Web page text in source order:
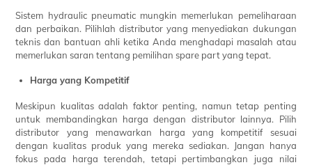
Sistem hydraulic pneumatic mungkin memerlukan pemeliharaan
dan perbaikan. Pilihlah distributor yang menyediakan dukungan
teknis dan bantuan ahli ketika Anda menghadapi masalah atau
memerlukan saran tentang pemilihan spare part yang tepat.
Harga yang Kompetitif
Meskipun kualitas adalah faktor penting, namun tetap penting
untuk membandingkan harga dengan distributor lainnya. Pilih
distributor yang menawarkan harga yang kompetitif sesuai
dengan kualitas produk yang mereka sediakan. Jangan hanya
fokus pada harga terendah, tetapi pertimbangkan juga nilai